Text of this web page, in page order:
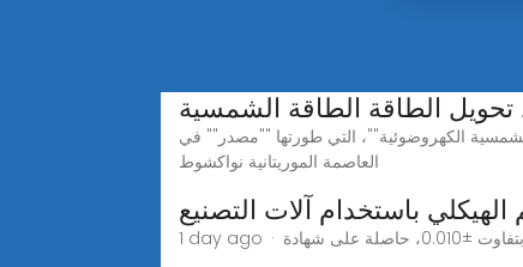
الطاقة الطاقة الشمسية
الشيخ زايد للطاقة الشمسية الكهروضوئية""، التي طورتها ""مصدر"" في
العاصمة الموريتانية نواكشوط
باستخدام آلات التصنيع